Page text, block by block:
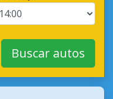
Buscar autos